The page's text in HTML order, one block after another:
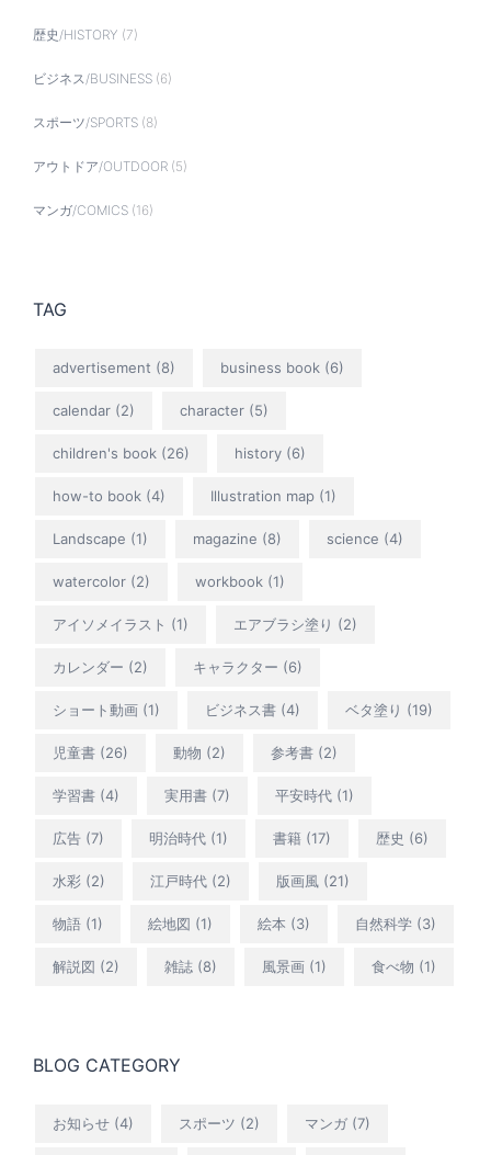
歴史/HISTORY (7)
ビジネス/BUSINESS (6)
スポーツ/SPORTS (8)
アウトドア/OUTDOOR (5)
マンガ/COMICS (16)
TAG
advertisement (8) business book (6)
calendar (2) character (5)
children's book (26) history (6)
how-to book (4) Illustration map (1)
Landscape (1) magazine (8) science (4)
watercolor (2) workbook (1)
アイソメイラスト (1) エアブラシ塗り (2)
カレンダー (2) キャラクター (6)
ショート動画 (1) ビジネス書 (4) ベタ塗り (19)
児童書 (26) 動物 (2) 参考書 (2)
学習書 (4) 実用書 (7) 平安時代 (1)
広告 (7) 明治時代 (1) 書籍 (17) 歴史 (6)
水彩 (2) 江戸時代 (2) 版画風 (21)
物語 (1) 絵地図 (1) 絵本 (3) 自然科学 (3)
解説図 (2) 雑誌 (8) 風景画 (1) 食べ物 (1)
BLOG CATEGORY
お知らせ (4) スポーツ (2) マンガ (7)